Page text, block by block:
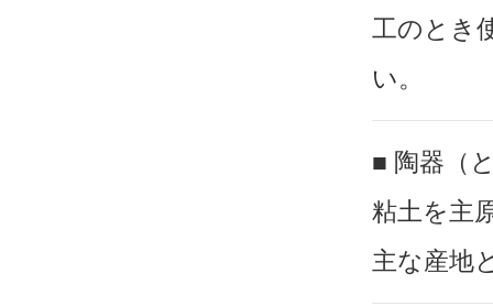
工のとき
い。
■ 陶器（
粘土を主
主な産地